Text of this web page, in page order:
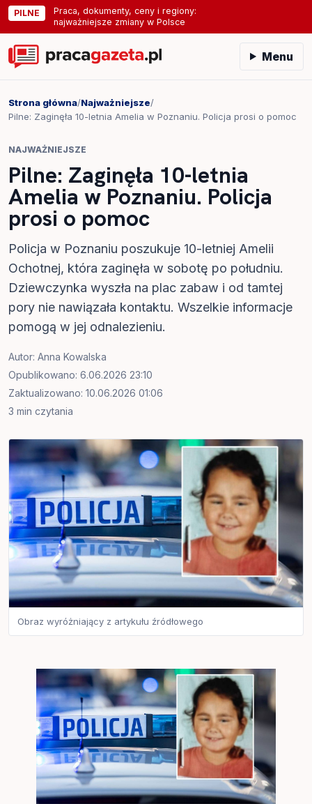
PILNE
Praca, dokumenty, ceny i regiony:
najważniejsze zmiany w Polsce
Menu
Strona główna/Najważniejsze/
Pilne: Zaginęła 10-letnia Amelia w Poznaniu. Policja prosi o pomoc
NAJWAŻNIEJSZE
Pilne: Zaginęła 10-letnia
Amelia w Poznaniu. Policja
prosi o pomoc
Policja w Poznaniu poszukuje 10-letniej Amelii
Ochotnej, która zaginęła w sobotę po południu.
Dziewczynka wyszła na plac zabaw i od tamtej
pory nie nawiązała kontaktu. Wszelkie informacje
pomogą w jej odnalezieniu.
Autor: Anna Kowalska
Opublikowano: 6.06.2026 23:10
Zaktualizowano: 10.06.2026 01:06
3 min czytania
Obraz wyróżniający z artykułu źródłowego